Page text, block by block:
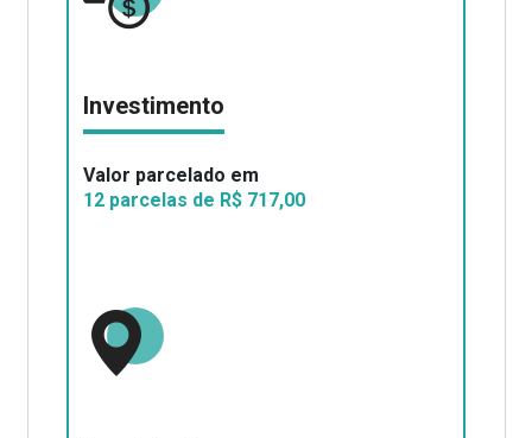
Investimento
Valor parcelado em
12 parcelas de R$ 717,00